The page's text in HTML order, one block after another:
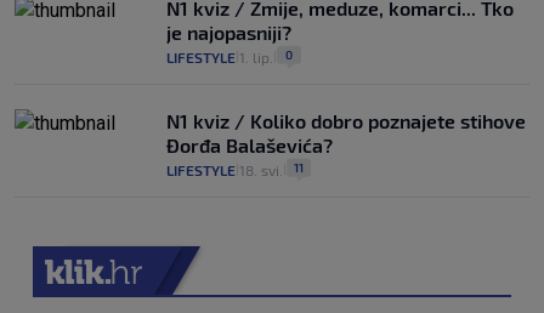
N1 kviz / Zmije, meduze, komarci... Tko
je najopasniji?
LIFESTYLE 1. lip. 0
N1 kviz / Koliko dobro poznajete stihove
Đorđa Balaševića?
LIFESTYLE 18. svi. 11